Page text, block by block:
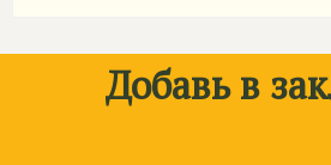
Добавь в